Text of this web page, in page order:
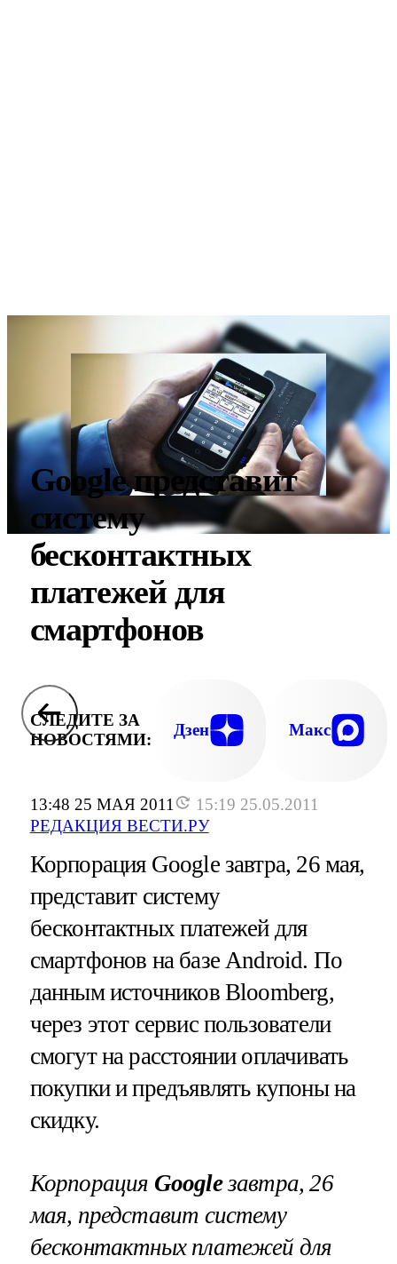
13:48 25 МАЯ 2011
15:19 25.05.2011
РЕДАКЦИЯ ВЕСТИ.РУ
Google представит
систему
бесконтактных
платежей для
смартфонов
СЛЕДИТЕ ЗА
НОВОСТЯМИ:
Дзен Макс
Корпорация Google завтра, 26 мая,
представит систему
бесконтактных платежей для
смартфонов на базе Android. По
данным источников Bloomberg,
через этот сервис пользователи
смогут на расстоянии оплачивать
покупки и предъявлять купоны на
скидку.
Корпорация Google завтра, 26
мая, представит систему
бесконтактных платежей для